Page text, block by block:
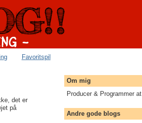
Favoritspil
det er
på
Om mig
Producer & Programmer at
Andre gode blogs